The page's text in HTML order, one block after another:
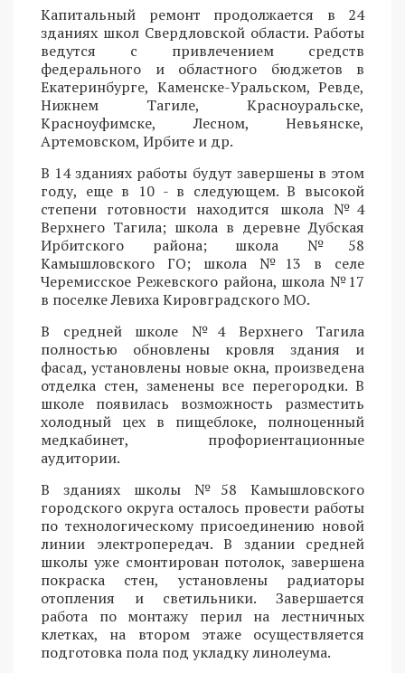
Капитальный ремонт продолжается в 24
зданиях школ Свердловской области. Работы
ведутся с привлечением средств
федерального и областного бюджетов в
Екатеринбурге, Каменске-Уральском, Ревде,
Нижнем Тагиле, Красноуральске,
Красноуфимске, Лесном, Невьянске,
Артемовском, Ирбите и др.
В 14 зданиях работы будут завершены в этом
году, еще в 10 - в следующем. В высокой
степени готовности находится школа №4
Верхнего Тагила; школа в деревне Дубская
Ирбитского района; школа №58
Камышловского ГО; школа №13 в селе
Черемисское Режевского района, школа №17
в поселке Левиха Кировградского МО.
В средней школе №4 Верхнего Тагила
полностью обновлены кровля здания и
фасад, установлены новые окна, произведена
отделка стен, заменены все перегородки. В
школе появилась возможность разместить
холодный цех в пищеблоке, полноценный
медкабинет, профориентационные
аудитории.
В зданиях школы №58 Камышловского
городского округа осталось провести работы
по технологическому присоединению новой
линии электропередач. В здании средней
школы уже смонтирован потолок, завершена
покраска стен, установлены радиаторы
отопления и светильники. Завершается
работа по монтажу перил на лестничных
клетках, на втором этаже осуществляется
подготовка пола под укладку линолеума.